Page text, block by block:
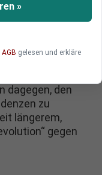
hat das
seine „Würde
in einen
dagegen, den
zu
längerem,
gegen
»
AGB gelesen und erkläre